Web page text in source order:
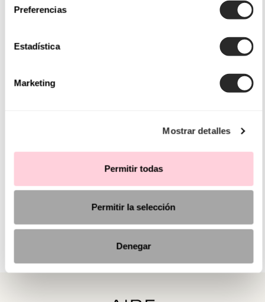
Preferencias
Estadística
Marketing
Mostrar detalles
Permitir todas
Permitir la selección
Denegar